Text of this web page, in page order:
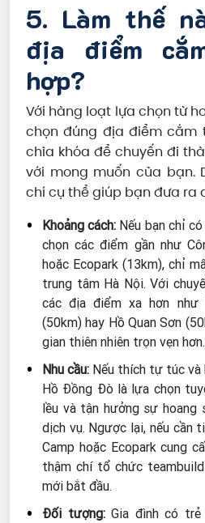
5. Làm thế
địa điểm
hợp?
Với hàng loạt lựa chọn từ
chọn đúng địa điểm cắm
chìa khóa để chuyến đi
với mong muốn của bạn.
chí cụ thể giúp bạn đưa ra
Khoảng cách: Nếu bạn chỉ
chọn các điểm gần như
hoặc Ecopark (13km), chỉ
trung tâm Hà Nội. Với
các địa điểm xa hơn như
(50km) hay Hồ Quan Sơn
gian thiên nhiên trọn vẹn hơn.
Nhu cầu: Nếu thích tự túc và
Hồ Đồng Đò là lựa chọn
lều và tận hưởng sự hoang
dịch vụ. Ngược lại, nếu cần
Camp hoặc Ecopark cung
thậm chí tổ chức
mới bắt đầu.
Đối tượng:Gia đình có trẻ